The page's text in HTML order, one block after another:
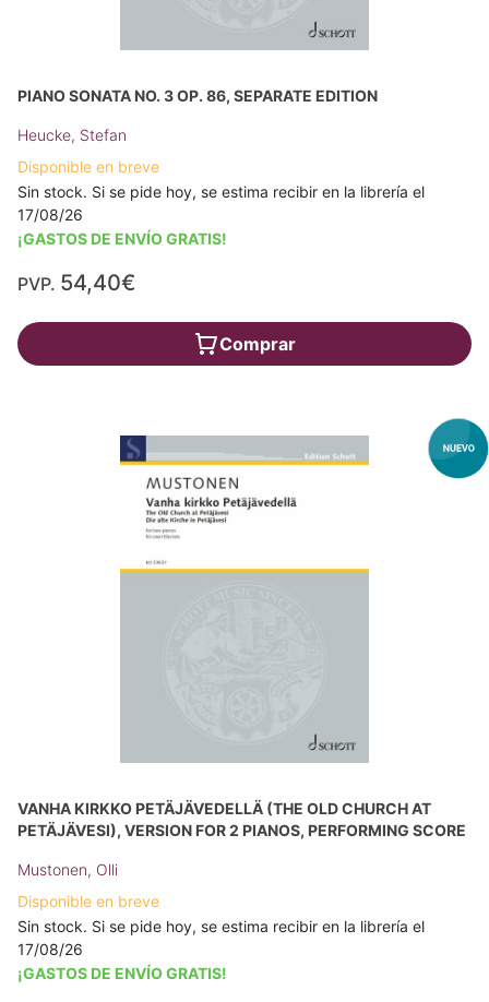
PIANO SONATA NO. 3 OP. 86, SEPARATE EDITION
Heucke, Stefan
Disponible en breve
Sin stock. Si se pide hoy, se estima recibir en la librería el
17/08/26
¡GASTOS DE ENVÍO GRATIS!
PVP. 54,40€
Comprar
VANHA KIRKKO PETÄJÄVEDELLÄ (THE OLD CHURCH AT
PETÄJÄVESI), VERSION FOR 2 PIANOS, PERFORMING SCORE
Mustonen, Olli
Disponible en breve
Sin stock. Si se pide hoy, se estima recibir en la librería el
17/08/26
¡GASTOS DE ENVÍO GRATIS!